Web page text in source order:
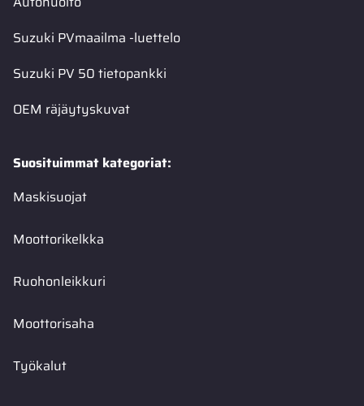
Suzuki PVmaailma -luettelo
Suzuki PV 50 tietopankki
OEM räjäytyskuvat
Suosituimmat kategoriat:
Maskisuojat
Moottorikelkka
Ruohonleikkuri
Moottorisaha
Työkalut